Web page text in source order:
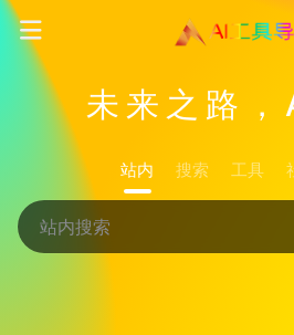
未来之路
站内 搜索 工具